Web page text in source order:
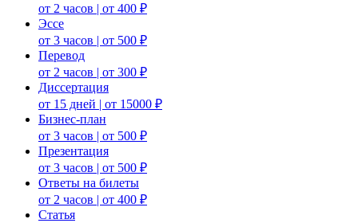
от 2 часов | от 400 ₽
Эссе
от 3 часов | от 500 ₽
Перевод
от 2 часов | от 300 ₽
Диссертация
от 15 дней | от 15000 ₽
Бизнес-план
от 3 часов | от 500 ₽
Презентация
от 3 часов | от 500 ₽
Ответы на билеты
от 2 часов | от 400 ₽
Статья